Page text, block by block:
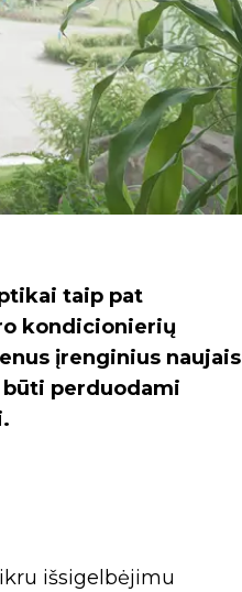
taip pat
kondicionierių
įrenginius naujais
perduodami
išsigelbėjimu